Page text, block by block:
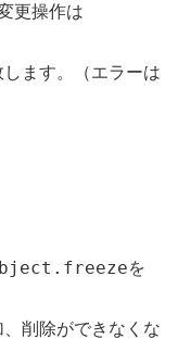
更操作は
ます。（エラーは
を
削除ができなくな